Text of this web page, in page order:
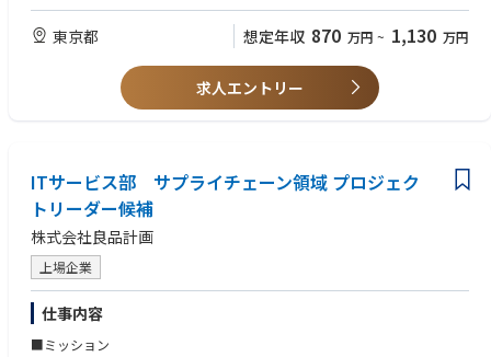
・SAP S/4 HANA、OPENTEXT、Proplus、PBCS、STRAVIS
・Windows Sever、Redhat Linux、Amazon EC2、S3 など
デジタルサービスの向上を推進しています。
その中でも大きなこだわりとして「感じよいオンライン」の提供を目指し
ています。「感じよいオンライン」とは、お客さまにとっても社員にとっ
ても本来の営みが邪魔されず、テクノロジーやサービスが空気のように当
たり前に提供されている状態です。
道具としてのテクノロジーを適切に活用することで、ストレスのない購買
体験を実現する高度な利便性と機能性を提供すると同時に、人と人とが直
接つながることによる、あたたかみや手触り感などの情緒性も実現させま
す。
要件定義～設計～開発～テスト～導入まで、一連のシステム開発をリード
した経験
以降は3年以上の経験があること
④ 業務改革・改善プロジェクトの推進経験
業務部門・IT部門・外部ベンダー等、複数の関係者と調整・合意形成を行
いながらプロジェクトを推進した経験
【歓迎】
・流通・小売の業界知識
・会計・経営管理に関する業務知見
・当社採用ソリューションを用いたシステム構築のプロジェクトマネジメ
ント経験
東京都 想定年収 870 万円 ~ 1,130 万円
求人エントリー
ITサービス部 サプライチェーン領域 プロジェク
トリーダー候補
株式会社良品計画
上場企業
仕事内容
■ミッション